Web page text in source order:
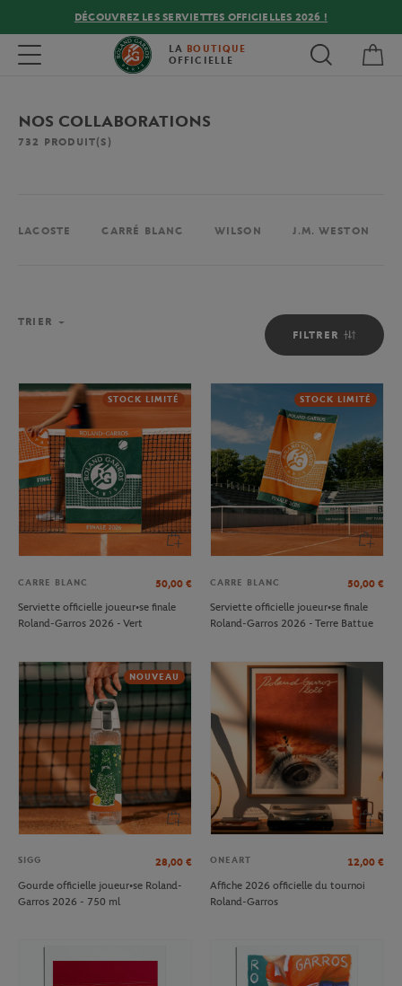
DÉCOUVREZ LES SERVIETTES OFFICIELLES 2026 !
Toggle navigation LA BOUTIQUE
OFFICIELLE
NOS COLLABORATIONS
732 PRODUIT(S)
LACOSTE CARRÉ BLANC WILSON J.M. WESTON
FILTRER
TRIER
STOCK LIMITÉ
CARRE BLANC 50,00 €
Serviette officielle joueur•se finale
Roland-Garros 2026 - Vert
STOCK LIMITÉ
CARRE BLANC 50,00 €
Serviette officielle joueur•se finale
Roland-Garros 2026 - Terre Battue
NOUVEAU
SIGG 28,00 €
Gourde officielle joueur•se Roland-
Garros 2026 - 750 ml
ONEART 12,00 €
Affiche 2026 officielle du tournoi
Roland-Garros